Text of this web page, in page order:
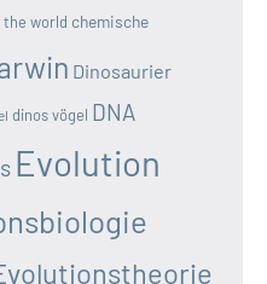
world chemische
Dinosaurier
dinos vögel DNA
Evolution